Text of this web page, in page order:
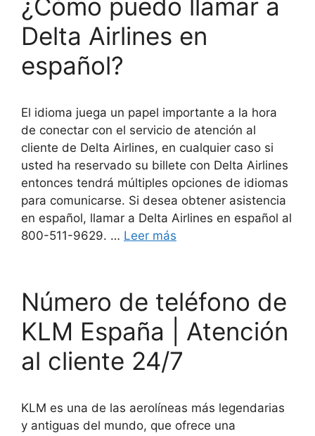
¿Cómo puedo llamar a
Delta Airlines en
español?
El idioma juega un papel importante a la hora
de conectar con el servicio de atención al
cliente de Delta Airlines, en cualquier caso si
usted ha reservado su billete con Delta Airlines
entonces tendrá múltiples opciones de idiomas
para comunicarse. Si desea obtener asistencia
en español, llamar a Delta Airlines en español al
800-511-9629. … Leer más
Número de teléfono de
KLM España | Atención
al cliente 24/7
KLM es una de las aerolíneas más legendarias
y antiguas del mundo, que ofrece una